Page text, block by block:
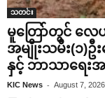
သတင်း
မူတြော်တွင် လေ
အမျိုးသမီး(၁)ဦ
နှင့် ဘာသာရေး
KIC News - August 7, 2026